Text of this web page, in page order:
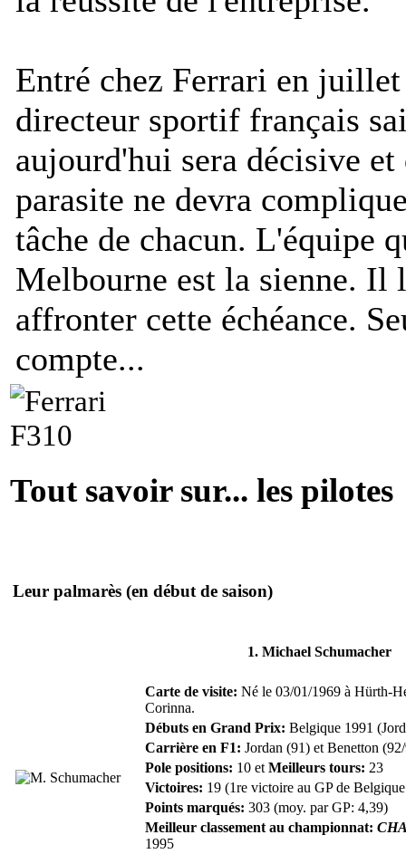
Entré chez Ferrari en
directeur sportif français
aujourd'hui sera décisive
parasite ne devra
tâche de chacun. L'équipe
Melbourne est la sienne. Il
affronter cette échéance.
compte...
Tout savoir sur... les pilotes
Leur palmarès (en début de saison)
1. Michael Schumacher
Carte de visite: Né le 03/01/1969 à Hürth-
Corinna.
Débuts en Grand Prix: Belgique 1991
Carrière en F1: Jordan (91) et Benetton
Pole positions: 10 et Meilleurs tours: 23
Victoires: 19 (1re victoire au GP de
Points marqués: 303 (moy. par GP: 4,39)
Meilleur classement au championnat:
1995